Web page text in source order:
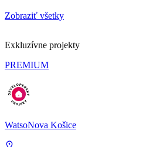
Zobraziť všetky
Exkluzívne projekty
PREMIUM
WatsoNova Košice